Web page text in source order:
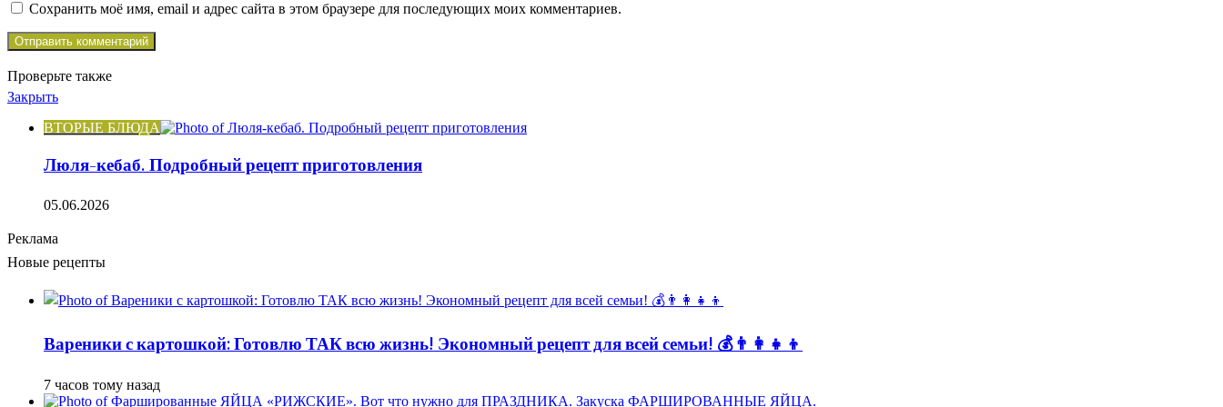
Сохранить моё имя, email и адрес сайта в этом браузере для последующих моих комментариев.
Проверьте также
Закрыть
ВТОРЫЕ БЛЮДА
Люля-кебаб. Подробный рецепт приготовления
05.06.2026
Реклама
Новые рецепты
Вареники с картошкой: Готовлю ТАК всю жизнь! Экономный рецепт для всей семьи! 💰👨👩👧👦
7 часов тому назад